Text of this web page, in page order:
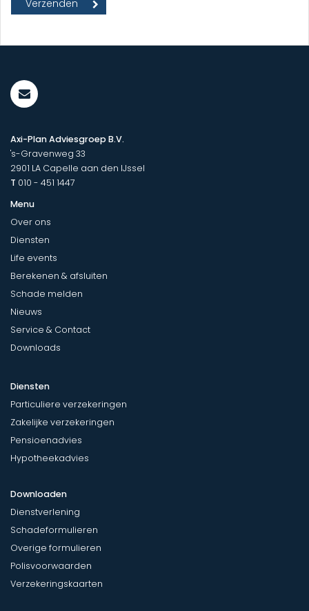
Axi-Plan Adviesgroep B.V.
's-Gravenweg 33
2901 LA Capelle aan den IJssel
T 010 - 451 1447
Menu
Over ons
Diensten
Life events
Berekenen & afsluiten
Schade melden
Nieuws
Service & Contact
Downloads
Diensten
Particuliere verzekeringen
Zakelijke verzekeringen
Pensioenadvies
Hypotheekadvies
Downloaden
Dienstverlening
Schadeformulieren
Overige formulieren
Polisvoorwaarden
Verzekeringskaarten